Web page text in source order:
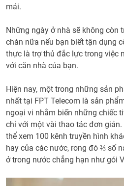
mái.
Những ngày ở nhà sẽ không còn
chán nữa nếu bạn biết tận dụng
thực là trợ thủ đắc lực trong việc
với căn nhà của bạn.
Hiện nay, một trong những sản
nhất tại FPT Telecom là sản
ngoại vi nhằm biến những chiếc
chỉ với một vài thao tác đơn
thể xem 100 kênh truyền hình
hay của các nước, rong đó ⅔ số
ở trong nước chẳng hạn như gói